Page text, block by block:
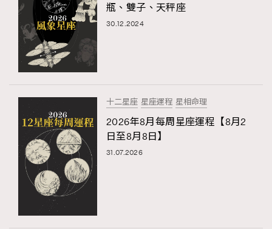
瓶、雙子、天秤座
30.12.2024
十二星座 星座運程 星相命理
2026年8月每周星座運程【8月2
日至8月8日】
31.07.2026